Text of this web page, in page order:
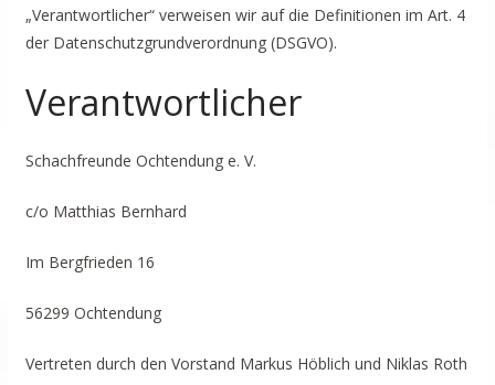
„Verantwortlicher“ verweisen wir auf die Definitionen im Art. 4
der Datenschutzgrundverordnung (DSGVO).
Verantwortlicher
Schachfreunde Ochtendung e. V.
c/o Matthias Bernhard
Im Bergfrieden 16
56299 Ochtendung
Vertreten durch den Vorstand Markus Höblich und Niklas Roth